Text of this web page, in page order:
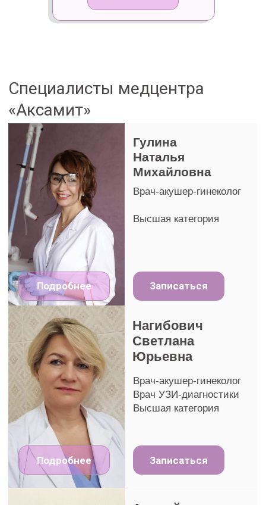
Подробнее
Врач-акушер-гинеколог
Первая категория
Подробнее Записаться
Мышковская
Наталья
Врач-акушер-гинеколог
Детский гинеколог
Первая категория
Подробнее Записаться
Цены на лазерное лечение
интимной зоны
* Указанные цены на лазерное омоложение влагалища — ориентировочные.
Полная стоимость лазерного лечения в гинекологии определяется по
результатам обследования и зависит от выставленного диагноза и объёма
необходимых мероприятий на момент оказания услуг. Расчёт производится
в белорусских рублях на момент оказания услуг. Подробную информацию
уточняйте у администратора.